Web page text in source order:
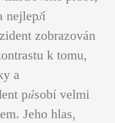
nejlepší
zobrazován
k tomu,
a
působí velmi
Jeho hlas,